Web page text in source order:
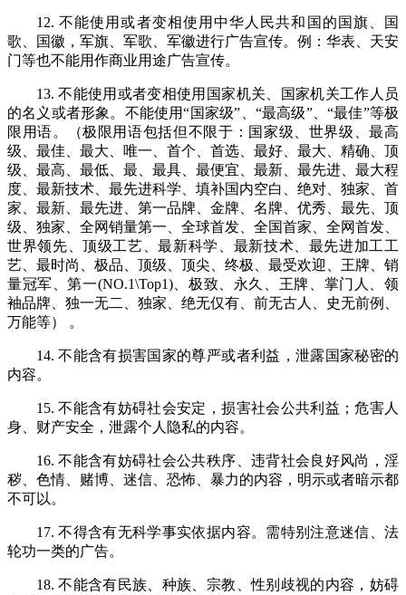
12. 不能使用或者变相使用中华人民共和国的国旗、国
歌、国徽，军旗、军歌、军徽进行广告宣传。例：华表、天安
门等也不能用作商业用途广告宣传。
13. 不能使用或者变相使用国家机关、国家机关工作人员
的名义或者形象。不能使用“国家级”、“最高级”、“最佳”等极
限用语。（极限用语包括但不限于：国家级、世界级、最高
级、最佳、最大、唯一、首个、首选、最好、最大、精确、顶
级、最高、最低、最、最具、最便宜、最新、最先进、最大程
度、最新技术、最先进科学、填补国内空白、绝对、独家、首
家、最新、最先进、第一品牌、金牌、名牌、优秀、最先、顶
级、独家、全网销量第一、全球首发、全国首家、全网首发、
世界领先、顶级工艺、最新科学、最新技术、最先进加工工
艺、最时尚、极品、顶级、顶尖、终极、最受欢迎、王牌、销
量冠军、第一(NO.1\Top1)、极致、永久、王牌、掌门人、领
袖品牌、独一无二、独家、绝无仅有、前无古人、史无前例、
万能等） 。
14. 不能含有损害国家的尊严或者利益，泄露国家秘密的
内容。
15. 不能含有妨碍社会安定，损害社会公共利益；危害人
身、财产安全，泄露个人隐私的内容。
16. 不能含有妨碍社会公共秩序、违背社会良好风尚，淫
秽、色情、赌博、迷信、恐怖、暴力的内容，明示或者暗示都
不可以。
17. 不得含有无科学事实依据内容。需特别注意迷信、法
轮功一类的广告。
18. 不能含有民族、种族、宗教、性别歧视的内容，妨碍